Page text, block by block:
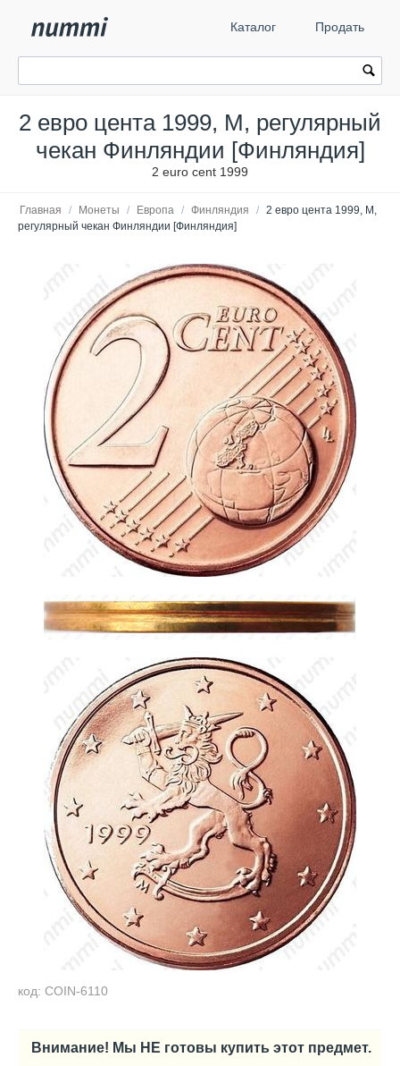
Каталог Продать
2 евро цента 1999, М, регулярный
чекан Финляндии [Финляндия]
2 euro cent 1999
Главная / Монеты / Европа / Финляндия / 2 евро цента 1999, М,
регулярный чекан Финляндии [Финляндия]
код: COIN-6110
Внимание! Мы НЕ готовы купить этот предмет.